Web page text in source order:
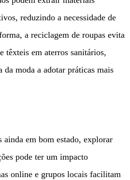
reduzindo a necessidade de
a reciclagem de roupas evita
têxteis em aterros sanitários,
moda a adotar práticas mais
ainda em bom estado, explorar
pode ter um impacto
online e grupos locais facilitam